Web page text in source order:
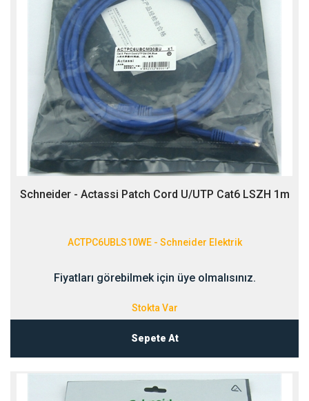
Schneider - Actassi Patch Cord U/UTP Cat6 LSZH 1m
ACTPC6UBLS10WE - Schneider Elektrik
Fiyatları görebilmek için üye olmalısınız.
Stokta Var
Sepete At